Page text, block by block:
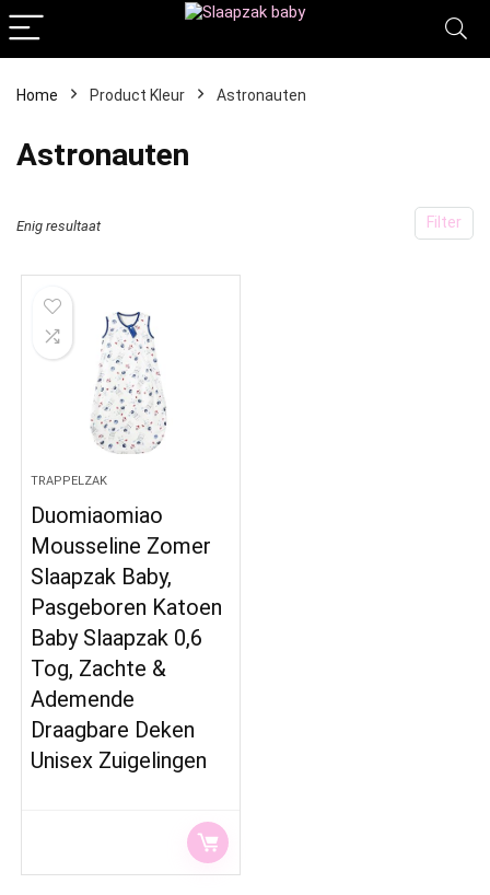
Home Product Kleur ‎Astronauten
‎Astronauten
Filter
Enig resultaat
TRAPPELZAK
Duomiaomiao
Mousseline Zomer
Slaapzak Baby,
Pasgeboren Katoen
Baby Slaapzak 0,6
Tog, Zachte &
Ademende
Draagbare Deken
Unisex Zuigelingen